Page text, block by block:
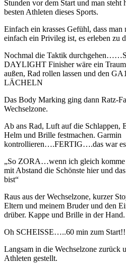
Stunden vor dem Start und man steht
besten Athleten dieses Sports.
Einfach ein krasses Gefühl, dass
einfach ein Privileg ist, es erleben zu
Nochmal die Taktik
DAYLIGHT Finisher wäre ein
außen, Rad rollen lassen und den
LÄCHELN
Das Body Marking ging dann Ratz-
Wechselzone.
Ab ans Rad, Luft auf die Schlappen,
Helm und Brille festmachen. Garmin
kontrollieren….FERTIG….das war
„So ZORA…wenn ich gleich
mit Abstand die Schönste hier und
bist“
Raus aus der Wechselzone, kurzer
Eltern und meinem Bruder und den
drüber. Kappe und Brille in der Hand.
Oh SCHEISSE…..60 min zum
Langsam in die Wechselzone zurück
Athleten gestellt.